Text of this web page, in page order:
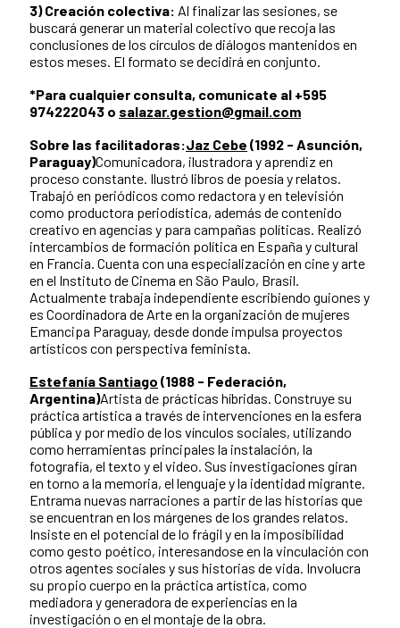
3) Creación colectiva: Al finalizar las sesiones, se
buscará generar un material colectivo que recoja las
conclusiones de los círculos de diálogos mantenidos en
estos meses. El formato se decidirá en conjunto.
*Para cualquier consulta, comunicate al +595
974222043 o salazar.gestion@gmail.com
Sobre las facilitadoras:Jaz Cebe (1992 - Asunción,
Paraguay)Comunicadora, ilustradora y aprendiz en
proceso constante. Ilustró libros de poesía y relatos.
Trabajó en periódicos como redactora y en televisión
como productora periodística, además de contenido
creativo en agencias y para campañas políticas. Realizó
intercambios de formación política en España y cultural
en Francia. Cuenta con una especialización en cine y arte
en el Instituto de Cinema en São Paulo, Brasil.
Actualmente trabaja independiente escribiendo guiones y
es Coordinadora de Arte en la organización de mujeres
Emancipa Paraguay, desde donde impulsa proyectos
artísticos con perspectiva feminista.
Estefanía Santiago (1988 - Federación,
Argentina)Artista de prácticas híbridas. Construye su
práctica artística a través de intervenciones en la esfera
pública y por medio de los vínculos sociales, utilizando
como herramientas principales la instalación, la
fotografía, el texto y el video. Sus investigaciones giran
en torno a la memoria, el lenguaje y la identidad migrante.
Entrama nuevas narraciones a partir de las historias que
se encuentran en los márgenes de los grandes relatos.
Insiste en el potencial de lo frágil y en la imposibilidad
como gesto poético, interesandose en la vinculación con
otros agentes sociales y sus historias de vida. Involucra
su propio cuerpo en la práctica artística, como
mediadora y generadora de experiencias en la
investigación o en el montaje de la obra.